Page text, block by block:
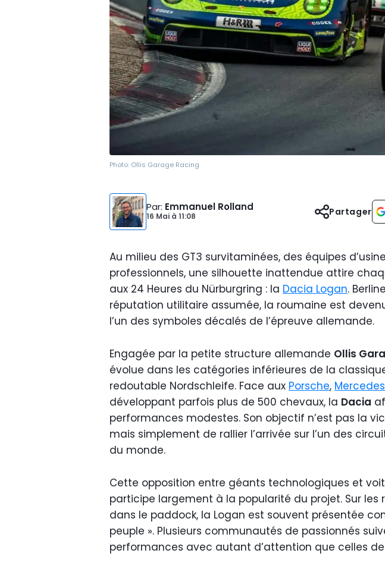
Photo: Ollis Garage Racing
Par: Emmanuel Rolland
16 Mai à 11:08 Partager
Au milieu des GT3 survitaminées, des équipes
professionnels, une silhouette inattendue attire
aux 24 Heures du Nürburgring : la Dacia Logan.
réputation utilitaire assumée, la roumaine est
l’un des symboles décalés de l’épreuve allemande.
Engagée par la petite structure allemande Ollis
évolue dans les catégories inférieures de la
redoutable Nordschleife. Face aux Porsche,
développant parfois plus de 500 chevaux, la Dacia
performances modestes. Son objectif n’est pas la
mais simplement de rallier l’arrivée sur l’un des
du monde.
Cette opposition entre géants technologiques et
participe largement à la popularité du projet. Sur les
dans le paddock, la Logan est souvent présentée
peuple ». Plusieurs communautés de passionnés
performances avec autant d’attention que celles